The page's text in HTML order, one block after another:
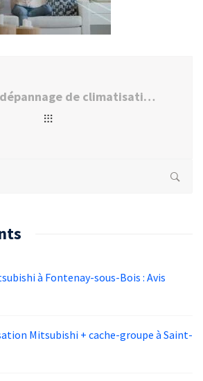
Entretien-dépannage de climatisation et pompe à chaleur Technibel
à Fontenay-sous-Bois : Avis
Mitsubishi + cache-groupe à Saint-